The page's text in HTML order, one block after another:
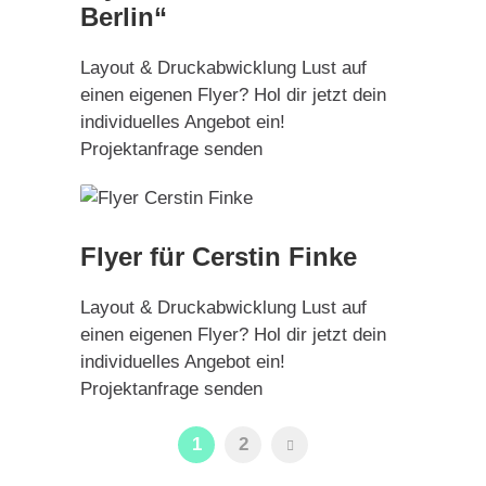
Berlin“
Layout & Druckabwicklung Lust auf
einen eigenen Flyer? Hol dir jetzt dein
individuelles Angebot ein!
Projektanfrage senden
Flyer für Cerstin Finke
Layout & Druckabwicklung Lust auf
einen eigenen Flyer? Hol dir jetzt dein
individuelles Angebot ein!
Projektanfrage senden
1 2